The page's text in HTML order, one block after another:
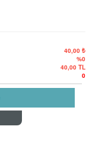
40,00 ₺
%0
40,00 TL
0